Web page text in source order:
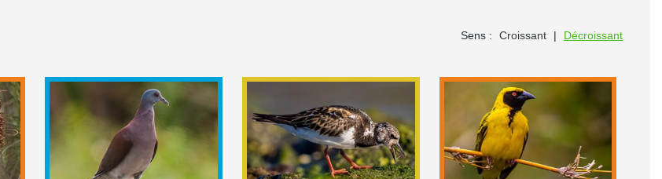
Sens : Croissant | Décroissant